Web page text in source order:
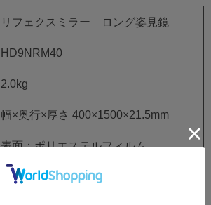
リフェクスミラー ロング姿見鏡
HD9NRM40
2.0kg
幅×奥行×厚さ 400×1500×21.5mm
表面：ポリエステルフィルム
フレーム、飾り縁：アルミニウム
芯材：硬質ウレタン